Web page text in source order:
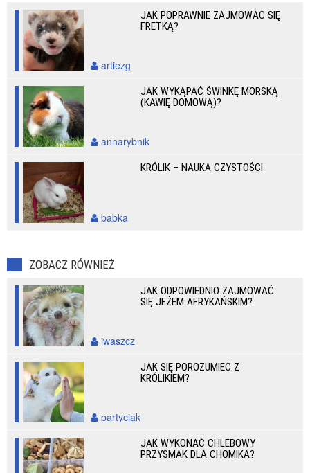
JAK POPRAWNIE ZAJMOWAĆ SIĘ
FRETKĄ?
artiezg
JAK WYKĄPAĆ ŚWINKĘ MORSKĄ
(KAWIĘ DOMOWĄ)?
annarybnik
KRÓLIK – NAUKA CZYSTOŚCI
babka
ZOBACZ RÓWNIEŻ
JAK ODPOWIEDNIO ZAJMOWAĆ
SIĘ JEŻEM AFRYKAŃSKIM?
jwaszcz
JAK SIĘ POROZUMIEĆ Z
KRÓLIKIEM?
partycjak
JAK WYKONAĆ CHLEBOWY
PRZYSMAK DLA CHOMIKA?